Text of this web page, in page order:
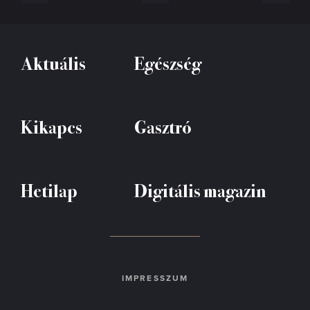
Aktuális Egészség
Kikapcs Gasztró
Hetilap Digitális magazin
IMPRESSZUM